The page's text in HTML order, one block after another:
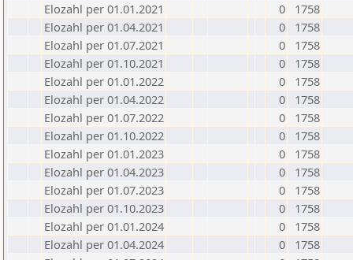
Elozahl per 01.01.2021
0
1758
Elozahl per 01.04.2021
0
1758
Elozahl per 01.07.2021
0
1758
Elozahl per 01.10.2021
0
1758
Elozahl per 01.01.2022
0
1758
Elozahl per 01.04.2022
0
1758
Elozahl per 01.07.2022
0
1758
Elozahl per 01.10.2022
0
1758
Elozahl per 01.01.2023
0
1758
Elozahl per 01.04.2023
0
1758
Elozahl per 01.07.2023
0
1758
Elozahl per 01.10.2023
0
1758
Elozahl per 01.01.2024
0
1758
Elozahl per 01.04.2024
0
1758